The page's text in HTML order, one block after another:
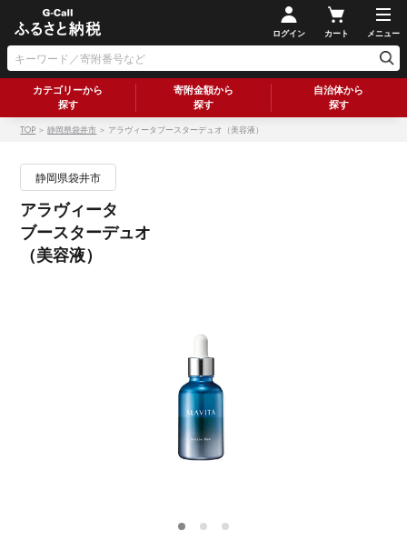
ログイン カート メニュー
カテゴリーから
探す
寄附金額から
探す
自治体から
探す
TOP ＞静岡県袋井市 ＞ アラヴィータブースターデュオ（美容液）
静岡県袋井市
アラヴィータ
ブースターデュオ
（美容液）